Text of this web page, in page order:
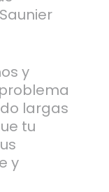
y
largas
tu
y